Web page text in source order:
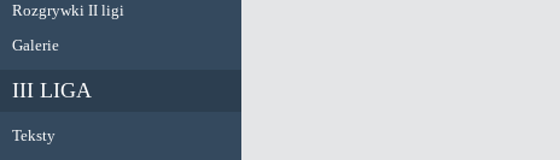
Rozgrywki II ligi
Galerie
III LIGA
Teksty